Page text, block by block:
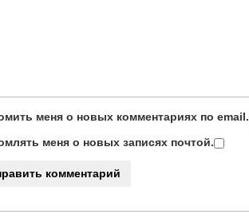
меня о новых комментариях по email.
меня о новых записях почтой.